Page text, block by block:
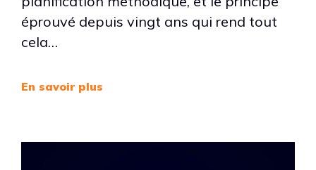
éprouvé depuis vingt ans qui rend tout
cela…
En savoir plus